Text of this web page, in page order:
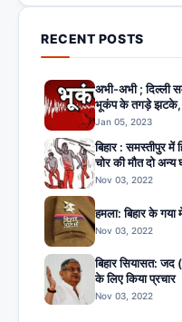
RECENT POSTS
अभी-अभी ; दिल्ली
भूकंप के तगड़े झटके,
Jan 05, 2023
बिहार : समस्तीपुर में
चोर की मौत दो अन्य
Nov 03, 2022
हमला: बिहार के
Nov 03, 2022
बिहार सियासत: जद
के लिए किया प्रचार
Nov 03, 2022